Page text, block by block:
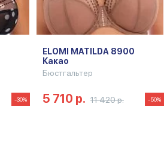
-30%
ELOMI MATILDA 8900
Какао
Бюстгальтер
5 710 р. 11 420 р. -50%